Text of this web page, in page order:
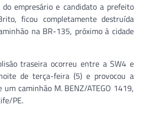
empresário e candidato a prefeito
ficou completamente destruída
na BR-135, próximo à cidade
traseira ocorreu entre a SW4 e
de terça-feira (5) e provocou a
caminhão M. BENZ/ATEGO 1419,
PE.